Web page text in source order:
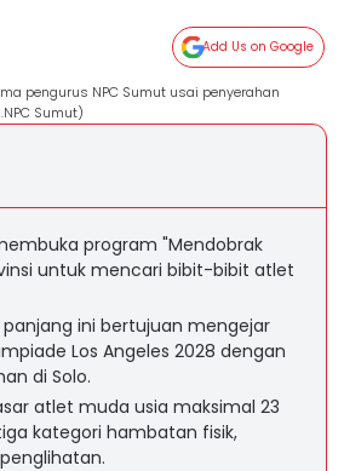
Add Us on Google
pengurus NPC Sumut usai penyerahan
Sumut)
program "Mendobrak
untuk mencari bibit-bibit atlet
ini bertujuan mengejar
Los Angeles 2028 dengan
di Solo.
atlet muda usia maksimal 23
kategori hambatan fisik,